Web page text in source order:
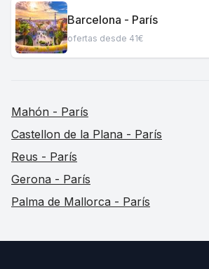
Barcelona - París
ofertas desde 41€
Mahón - París
Castellon de la Plana - París
Reus - París
Gerona - París
Palma de Mallorca - París